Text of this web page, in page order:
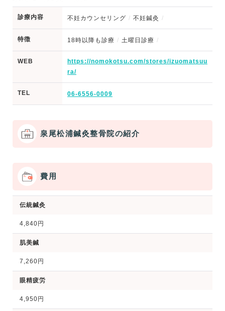
診療内容 不妊カウンセリング 不妊鍼灸
特徴 18時以降も診療 土曜日診療
WEB
https://nomokotsu.com/stores/izuomatsuu
ra/
TEL 06-6556-0009
泉尾松浦鍼灸整骨院の紹介
費用
伝統鍼灸
4,840円
肌美鍼
7,260円
眼精疲労
4,950円